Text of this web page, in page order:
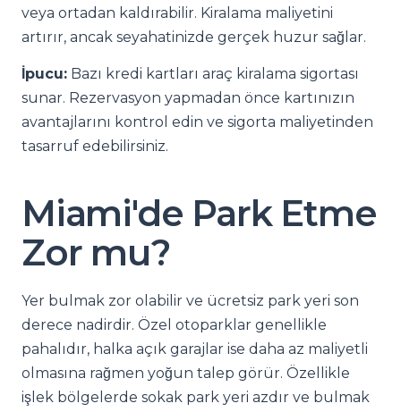
veya ortadan kaldırabilir. Kiralama maliyetini
artırır, ancak seyahatinizde gerçek huzur sağlar.
İpucu: Bazı kredi kartları araç kiralama sigortası
sunar. Rezervasyon yapmadan önce kartınızın
avantajlarını kontrol edin ve sigorta maliyetinden
tasarruf edebilirsiniz.
Miami'de Park Etme
Zor mu?
Yer bulmak zor olabilir ve ücretsiz park yeri son
derece nadirdir. Özel otoparklar genellikle
pahalıdır, halka açık garajlar ise daha az maliyetli
olmasına rağmen yoğun talep görür. Özellikle
işlek bölgelerde sokak park yeri azdır ve bulmak